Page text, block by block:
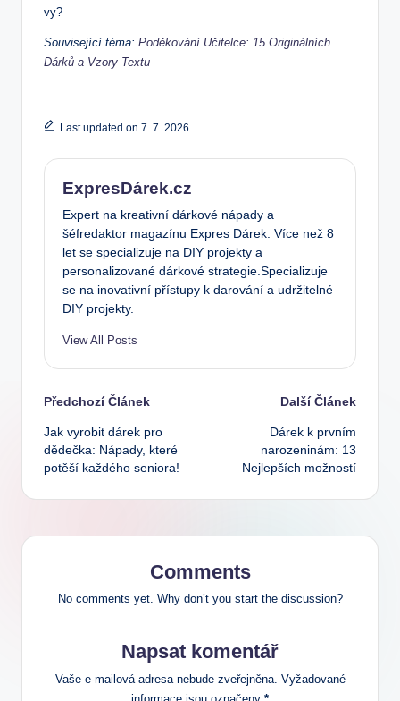
vy?
Související téma: Poděkování Učitelce: 15 Originálních
Dárků a Vzory Textu
Last updated on 7. 7. 2026
ExpresDárek.cz
Expert na kreativní dárkové nápady a
šéfredaktor magazínu Expres Dárek. Více než 8
let se specializuje na DIY projekty a
personalizované dárkové strategie.Specializuje
se na inovativní přístupy k darování a udržitelné
DIY projekty.
View All Posts
Post
navigation
Předchozí Článek
Jak vyrobit dárek pro
dědečka: Nápady, které
potěší každého seniora!
Další Článek
Dárek k prvním
narozeninám: 13
Nejlepších možností
Comments
No comments yet. Why don’t you start the discussion?
Napsat komentář
Vaše e-mailová adresa nebude zveřejněna. Vyžadované